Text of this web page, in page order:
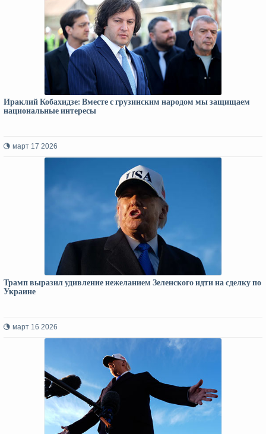
Ираклий Кобахидзе: Вместе с грузинским народом мы защищаем
национальные интересы
март 17 2026
Трамп выразил удивление нежеланием Зеленского идти на сделку по
Украине
март 16 2026